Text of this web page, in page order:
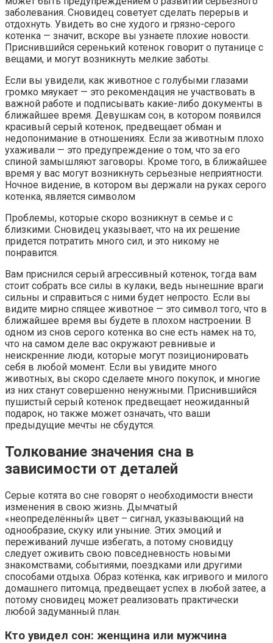
заболевания. Сновидец советует сделать перерыв и
отдохнуть. Увидеть во сне худого и грязно-серого
котенка — значит, вскоре вы узнаете плохие новости.
Приснившийся серенький котенок говорит о путанице с
вещами, и могут возникнуть мелкие заботы.
Если вы увидели, как животное с голубыми глазами
громко мяукает — это рекомендация не участвовать в
важной работе и подписывать какие-либо документы в
ближайшее время. Девушкам сон, в котором появился
красивый серый котенок, предвещает обман и
недопонимание в отношениях. Если за животным плохо
ухаживали — это предупреждение о том, что за его
спиной замышляют заговоры. Кроме того, в ближайшее
время у вас могут возникнуть серьезные неприятности.
Ночное видение, в котором вы держали на руках серого
котенка, является символом
Проблемы, которые скоро возникнут в семье и с
близкими. Сновидец указывает, что на их решение
придется потратить много сил, и это никому не
понравится.
Вам приснился серый агрессивный котенок, тогда вам
стоит собрать все силы в кулаки, ведь нынешние враги
сильны и справиться с ними будет непросто. Если вы
видите мирно спящее животное — это символ того, что в
ближайшее время вы будете в плохом настроении. В
одном из снов серого котенка во сне есть намек на то,
что на самом деле вас окружают ревнивые и
неискренние люди, которые могут позиционировать
себя в любой момент. Если вы увидите много
животных, вы скоро сделаете много покупок, и многие
из них станут совершенно ненужными. Приснившийся
пушистый серый котенок предвещает неожиданный
подарок, но также может означать, что ваши
предыдущие мечты не сбудутся.
Толкование значения сна в
зависимости от деталей
Серые котята во сне говорят о необходимости внести
изменения в свою жизнь. Дымчатый
«неопределённый» цвет – сигнал, указывающий на
однообразие, скуку или уныние. Этих эмоций и
переживаний лучше избегать, а потому сновидцу
следует оживить свою повседневность новыми
знакомствами, событиями, поездками или другими
способами отдыха. Образ котёнка, как игривого и милого
домашнего питомца, предвещает успех в любой затее, а
потому сновидец может реализовать практически
любой задуманный план.
Кто увидел сон: женщина или мужчина